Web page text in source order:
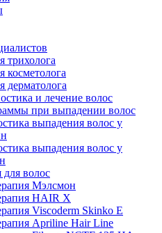
трихолога
косметолога
дерматолога
и лечение волос
при выпадении волос
выпадения волос у
выпадения волос у
для волос
Мэлсмон
HAIR X
Viscoderm Skinko E
Apriline Hair Line